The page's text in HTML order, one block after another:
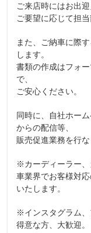
ご来店時にはお出
ご要望に応じて担当
また、ご納車に際
します。
書類の作成はフォ
で、
ご安心ください。
同時に、自社ホー
からの配信等、
販売促進業務を行な
※カーディーラー、
車業界でお客様対
いたします。
※インスタグラム
得意な方、大歓迎。